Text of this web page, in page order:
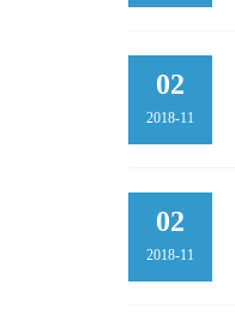
02
2018-11
02
2018-11